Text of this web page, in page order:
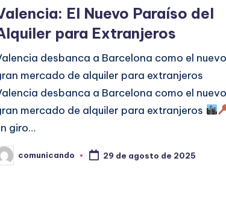
El Nuevo Paraíso del
para Extranjeros
desbanca a Barcelona como el nuevo
mercado de alquiler para extranjeros
desbanca a Barcelona como el nuevo
mercado de alquiler para extranjeros
giro…
comunicando 29 de agosto de 2025